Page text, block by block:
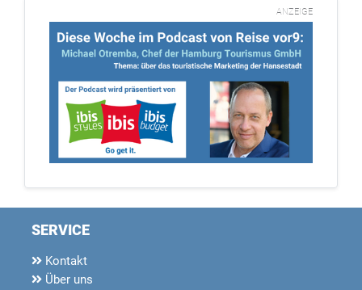
ANZEIGE
SERVICE
Kontakt
Über uns